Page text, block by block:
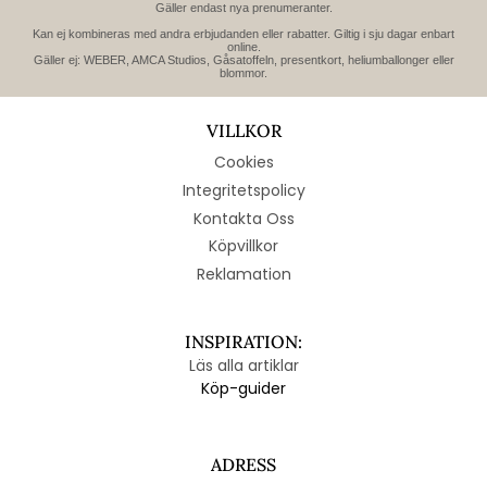
Gäller endast nya prenumeranter.
Kan ej kombineras med andra erbjudanden eller rabatter. Giltig i sju dagar enbart
online.
Gäller ej: WEBER, AMCA Studios, Gåsatoffeln, presentkort, heliumballonger eller
blommor.
VILLKOR
Cookies
Integritetspolicy
Kontakta Oss
Köpvillkor
Reklamation
INSPIRATION:
Läs alla artiklar
Köp-guider
ADRESS